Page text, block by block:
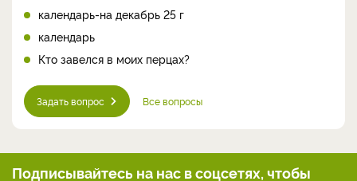
календарь-на декабрь 25 г
календарь
Кто завелся в моих перцах?
Задать вопрос Все вопросы
Подписывайтесь на нас в соцсетях, чтобы